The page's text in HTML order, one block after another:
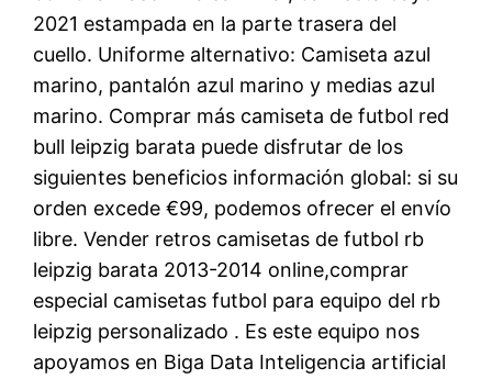
2021 estampada en la parte trasera del
cuello. Uniforme alternativo: Camiseta azul
marino, pantalón azul marino y medias azul
marino. Comprar más camiseta de futbol red
bull leipzig barata puede disfrutar de los
siguientes beneficios información global: si su
orden excede €99, podemos ofrecer el envío
libre. Vender retros camisetas de futbol rb
leipzig barata 2013-2014 online,comprar
especial camisetas futbol para equipo del rb
leipzig personalizado . Es este equipo nos
apoyamos en Biga Data Inteligencia artificial